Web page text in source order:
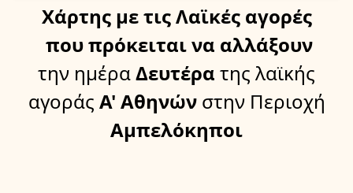
Χάρτης με τις Λαϊκές αγορές
που πρόκειται να αλλάξουν
την ημέραΔευτέρα της λαϊκής
αγοράς Α' Αθηνών στην Περιοχή
Αμπελόκηποι